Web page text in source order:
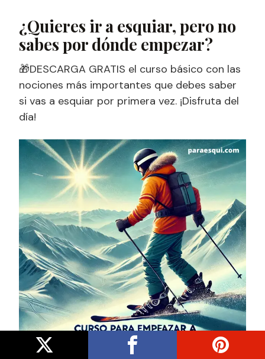
¿Quieres ir a esquiar, pero no
sabes por dónde empezar?
🎁DESCARGA GRATIS el curso básico con las
nociones más importantes que debes saber
si vas a esquiar por primera vez. ¡Disfruta del
día!